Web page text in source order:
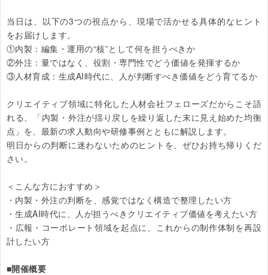
当日は、以下の3つの視点から、現場で活かせる具体的なヒント
をお届けします。
①内製：編集・運用の“核”として何を担うべきか
②外注：量ではなく、役割・専門性でどう価値を発揮するか
③人材育成：生成AI時代に、人が判断すべき価値をどう育てるか
クリエイティブ領域に特化した人材会社フェローズだからこそ語
れる、「内製・外注が揺り戻しを繰り返した末に見え始めた均衡
点」を、最新の求人動向や研修事例とともに解説します。
明日からの判断に迷わないためのヒントを、ぜひお持ち帰りくだ
さい。
＜こんな方におすすめ＞
・内製・外注の判断を、感覚ではなく構造で整理したい方
・生成AI時代に、人が担うべきクリエイティブ価値を考えたい方
・広報・コーポレート領域を起点に、これからの制作体制を再設
計したい方
■開催概要